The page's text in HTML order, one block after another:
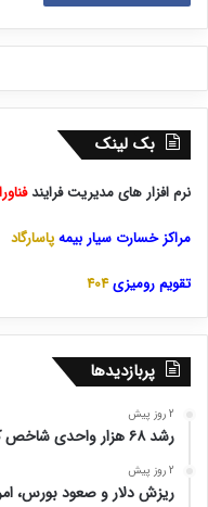
بک لینک
نرم افزار های مدیریت فرایند
مراکز خسارت سیار بیمهپاسارگاد
تقویم رومیزی404
پربازدیدها
2 روز پیش
رشد ۶۸ هزار واحدی شاخص کل بورس
2 روز پیش
ریزش دلار و صعود بورس،